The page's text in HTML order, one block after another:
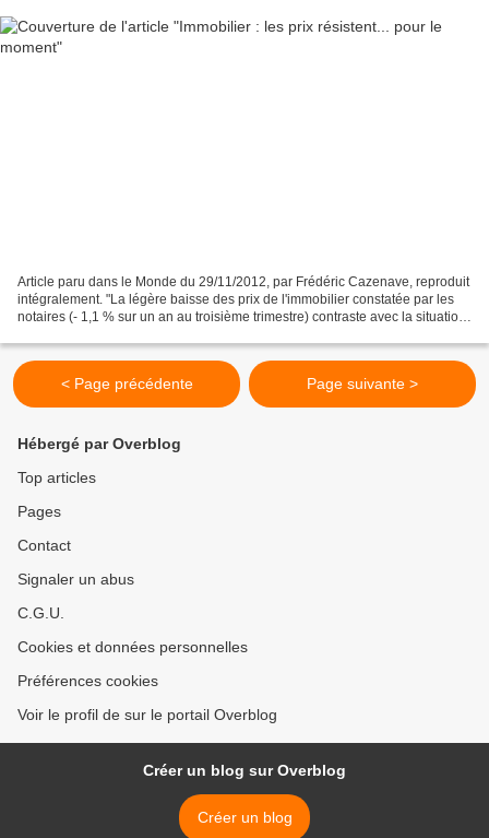
Article paru dans le Monde du 29/11/2012, par Frédéric Cazenave, reproduit
intégralement. "La légère baisse des prix de l'immobilier constatée par les
notaires (- 1,1 % sur un an au troisième trimestre) contraste avec la situation
< Page précédente Page suivante >
Hébergé par Overblog
Top articles
Pages
Contact
Signaler un abus
C.G.U.
Cookies et données personnelles
Préférences cookies
Voir le profil de sur le portail Overblog
Créer un blog sur Overblog
Créer un blog